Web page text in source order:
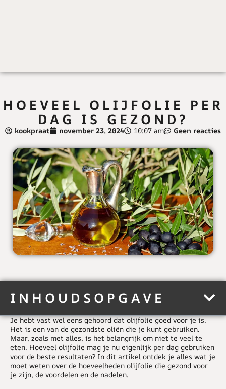
HOEVEEL OLIJFOLIE PER
DAG IS GEZOND?
kookpraat november 23, 2024 10:07 am Geen reacties
INHOUDSOPGAVE
Je hebt vast wel eens gehoord dat olijfolie goed voor je is.
Het is een van de gezondste oliën die je kunt gebruiken.
Maar, zoals met alles, is het belangrijk om niet te veel te
eten. Hoeveel olijfolie mag je nu eigenlijk per dag gebruiken
voor de beste resultaten? In dit artikel ontdek je alles wat je
moet weten over de hoeveelheden olijfolie die gezond voor
je zijn, de voordelen en de nadelen.